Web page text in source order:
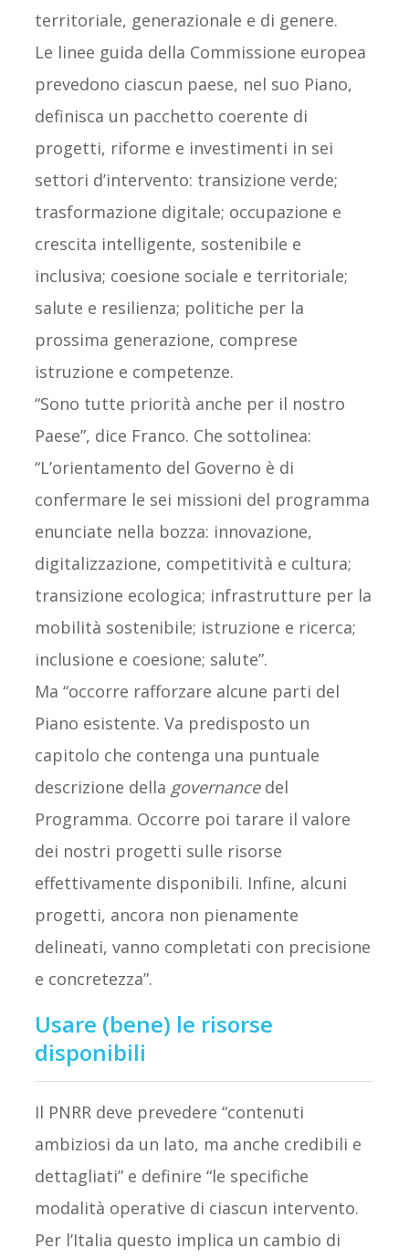
territoriale, generazionale e di genere.
Le linee guida della Commissione europea
prevedono ciascun paese, nel suo Piano,
definisca un pacchetto coerente di
progetti, riforme e investimenti in sei
settori d’intervento: transizione verde;
trasformazione digitale; occupazione e
crescita intelligente, sostenibile e
inclusiva; coesione sociale e territoriale;
salute e resilienza; politiche per la
prossima generazione, comprese
istruzione e competenze.
“Sono tutte priorità anche per il nostro
Paese”, dice Franco. Che sottolinea:
“L’orientamento del Governo è di
confermare le sei missioni del programma
enunciate nella bozza: innovazione,
digitalizzazione, competitività e cultura;
transizione ecologica; infrastrutture per la
mobilità sostenibile; istruzione e ricerca;
inclusione e coesione; salute”.
Ma “occorre rafforzare alcune parti del
Piano esistente. Va predisposto un
capitolo che contenga una puntuale
descrizione della governancedel
Programma. Occorre poi tarare il valore
dei nostri progetti sulle risorse
effettivamente disponibili. Infine, alcuni
progetti, ancora non pienamente
delineati, vanno completati con precisione
e concretezza”.
Usare (bene) le risorse
disponibili
Il PNRR deve prevedere “contenuti
ambiziosi da un lato, ma anche credibili e
dettagliati” e definire “le specifiche
modalità operative di ciascun intervento.
Per l’Italia questo implica un cambio di